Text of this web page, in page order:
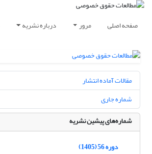
صفحه اصلی مرور درباره نشریه
مقالات آماده انتشار
شماره جاری
شماره‌های پیشین نشریه
دوره 56 (1405)